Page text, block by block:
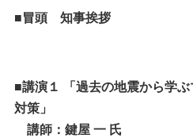
■冒頭 知事挨拶
■講演１
「過去の地震から学
対策」
講師： 鍵屋 一 氏